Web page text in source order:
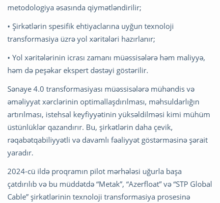
metodologiya əsasında qiymətləndirilir;
• Şirkətlərin spesifik ehtiyaclarına uyğun texnoloji
transformasiya üzrə yol xəritələri hazırlanır;
• Yol xəritələrinin icrası zamanı müəssisələrə həm maliyyə,
həm də peşəkar ekspert dəstəyi göstərilir.
Sənaye 4.0 transformasiyası müəssisələrə mühəndis və
əməliyyat xərclərinin optimallaşdırılması, məhsuldarlığın
artırılması, istehsal keyfiyyətinin yüksəldilməsi kimi mühüm
üstünlüklər qazandırır. Bu, şirkətlərin daha çevik,
rəqabətqabiliyyətli və davamlı fəaliyyət göstərməsinə şərait
yaradır.
2024-cü ildə proqramın pilot mərhələsi uğurla başa
çatdırılıb və bu müddətdə “Metak”, “Azerfloat” və “STP Global
Cable” şirkətlərinin texnoloji transformasiya prosesinə